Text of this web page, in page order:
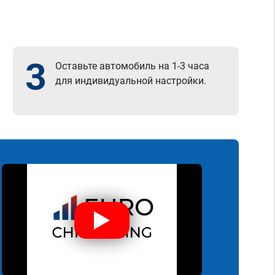
3
Оставьте автомобиль на 1-3 часа
для индивидуальной настройки.